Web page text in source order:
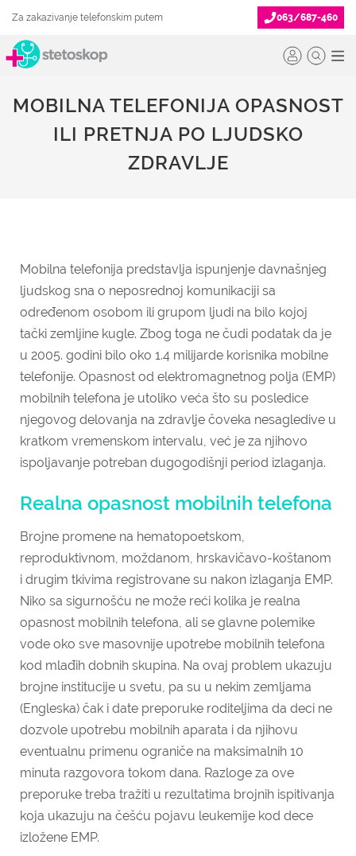
Za zakazivanje telefonskim putem 063/687-460
MOBILNA TELEFONIJA OPASNOST
ILI PRETNJA PO LJUDSKO
ZDRAVLJE
Mobilna telefonija predstavlja ispunjenje davnašnjeg
ljudskog sna o neposrednoj komunikaciji sa
određenom osobom ili grupom ljudi na bilo kojoj
tački zemljine kugle. Zbog toga ne čudi podatak da je
u 2005. godini bilo oko 1.4 milijarde korisnika mobilne
telefonije. Opasnost od elektromagnetnog polja (EMP)
mobilnih telefona je utoliko veća što su posledice
njegovog delovanja na zdravlje čoveka nesagledive u
kratkom vremenskom intervalu, već je za njihovo
ispoljavanje potreban dugogodišnji period izlaganja.
Realna opasnost mobilnih telefona
Brojne promene na hematopoetskom,
reproduktivnom, moždanom, hrskavičavo-koštanom
i drugim tkivima registrovane su nakon izlaganja EMP.
Niko sa sigurnošću ne može reći kolika je realna
opasnost mobilnih telefona, ali se glavne polemike
vode oko sve masovnije upotrebe mobilnih telefona
kod mlađih dobnih skupina. Na ovaj problem ukazuju
brojne institucije u svetu, pa su u nekim zemljama
(Engleska) čak i date preporuke roditeljima da deci ne
dozvole upotrebu mobilnih aparata i da njihovu
eventualnu primenu ograniče na maksimalnih 10
minuta razgovora tokom dana. Razloge za ove
preporuke treba tražiti u rezultatima brojnih ispitivanja
koja ukazuju na češću pojavu leukemije kod dece
izložene EMP.